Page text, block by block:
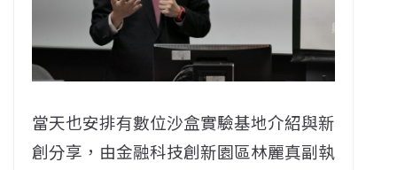
當天也安排有數位沙盒實驗基地介紹與新
創分享，由金融科技創新園區林麗真副執